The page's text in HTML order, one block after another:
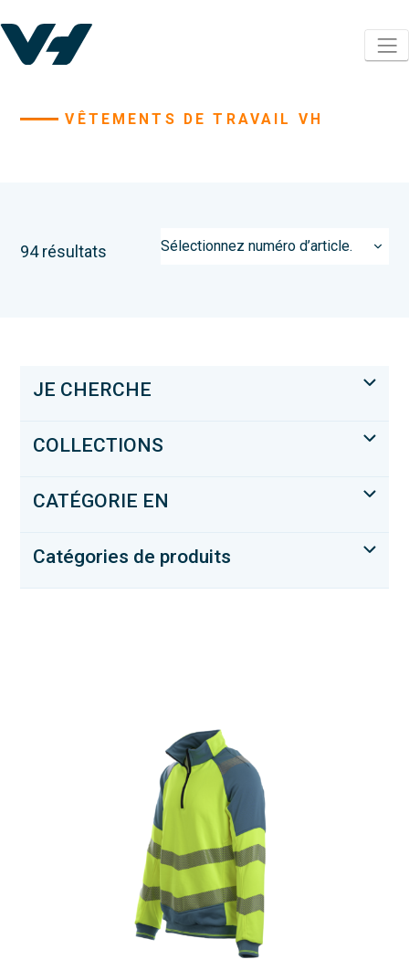
VÊTEMENTS DE TRAVAIL VH
94 résultats
JE CHERCHE
COLLECTIONS
CATÉGORIE EN
Catégories de produits